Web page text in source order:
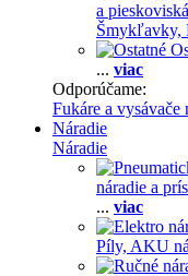
a pieskoviská
Šmykľavky,
... viac
Odporúčame:
Fukáre a vysávače
Náradie
Náradie
náradie a
... viac
Píly, AKU